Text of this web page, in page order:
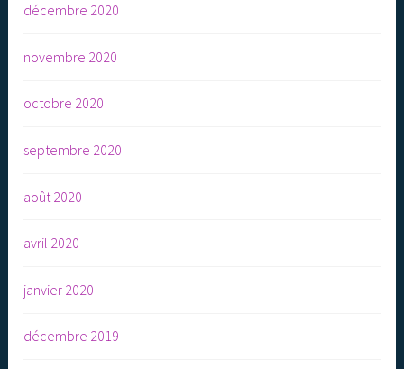
décembre 2020
novembre 2020
octobre 2020
septembre 2020
août 2020
avril 2020
janvier 2020
décembre 2019